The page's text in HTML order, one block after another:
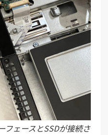
フェースとSSDが接続さ